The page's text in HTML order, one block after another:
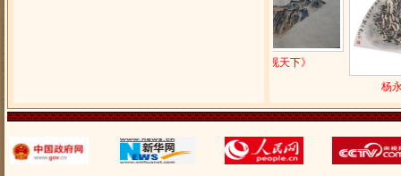
杨永进《2009扇载翰墨》